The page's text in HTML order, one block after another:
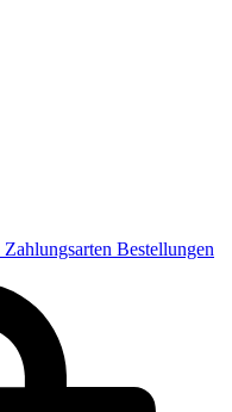
Zahlungsarten Bestellungen